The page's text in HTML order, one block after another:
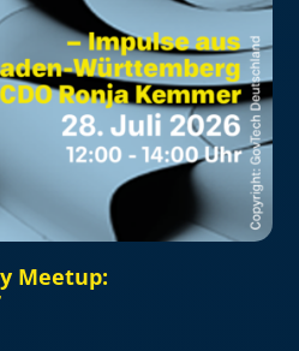
Meetup: